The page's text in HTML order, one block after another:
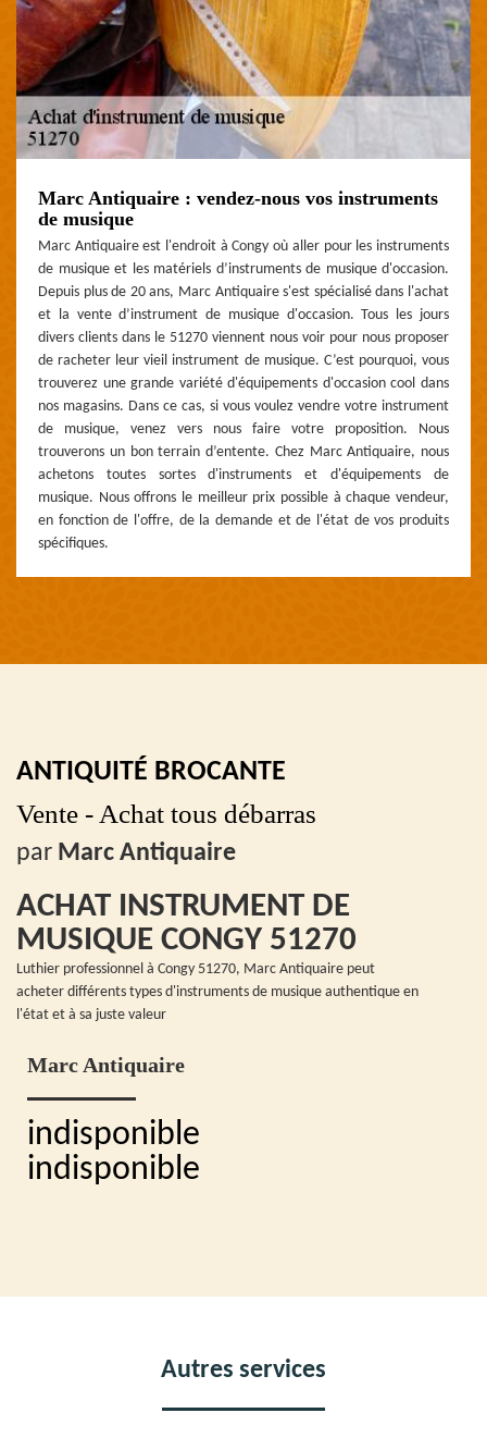
Marc Antiquaire : vendez-nous vos instruments
de musique
Marc Antiquaire est l'endroit à Congy où aller pour les instruments
de musique et les matériels d’instruments de musique d'occasion.
Depuis plus de 20 ans, Marc Antiquaire s'est spécialisé dans l'achat
et la vente d’instrument de musique d'occasion. Tous les jours
divers clients dans le 51270 viennent nous voir pour nous proposer
de racheter leur vieil instrument de musique. C’est pourquoi, vous
trouverez une grande variété d'équipements d'occasion cool dans
nos magasins. Dans ce cas, si vous voulez vendre votre instrument
de musique, venez vers nous faire votre proposition. Nous
trouverons un bon terrain d’entente. Chez Marc Antiquaire, nous
achetons toutes sortes d'instruments et d'équipements de
musique. Nous offrons le meilleur prix possible à chaque vendeur,
en fonction de l'offre, de la demande et de l'état de vos produits
spécifiques.
ANTIQUITÉ BROCANTE
Vente - Achat tous débarras
par Marc Antiquaire
ACHAT INSTRUMENT DE
MUSIQUE CONGY 51270
Luthier professionnel à Congy 51270, Marc Antiquaire peut
acheter différents types d'instruments de musique authentique en
l'état et à sa juste valeur
Marc Antiquaire
indisponible
indisponible
Autres services